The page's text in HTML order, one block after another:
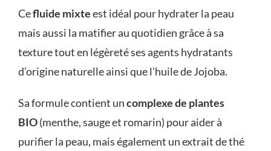
Cefluide mixteest idéal pour hydrater la peau
mais aussi la matifier au quotidien grâce à sa
texture tout en légèreté ses agents hydratants
d’origine naturelle ainsi que l’huile de Jojoba.
Sa formule contient uncomplexe de plantes
BIO(menthe, sauge et romarin) pour aider à
purifier la peau, mais également un extrait de thé